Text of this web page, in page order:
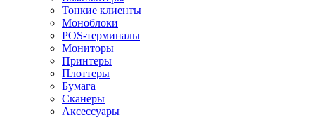
Тонкие клиенты
Моноблоки
POS-терминалы
Мониторы
Принтеры
Плоттеры
Бумага
Сканеры
Аксессуары